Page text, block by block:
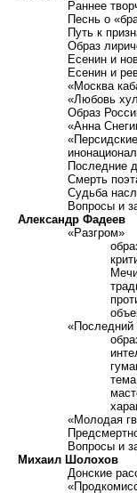
Раннее
Песнь о
Путь к
Образ
Есенин и
Есенин и
«Москва
«Любовь
Образ
«Анна
Последние
Смерть
Судьба
Вопросы и
Александр Фадеев
«Разгром»
М
«Последний
«Молодая
П
Вопросы и
Михаил Шолохов
Донские